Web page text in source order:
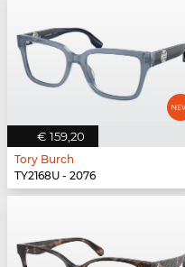
€ 159,20
Tory Burch
TY2168U - 2076